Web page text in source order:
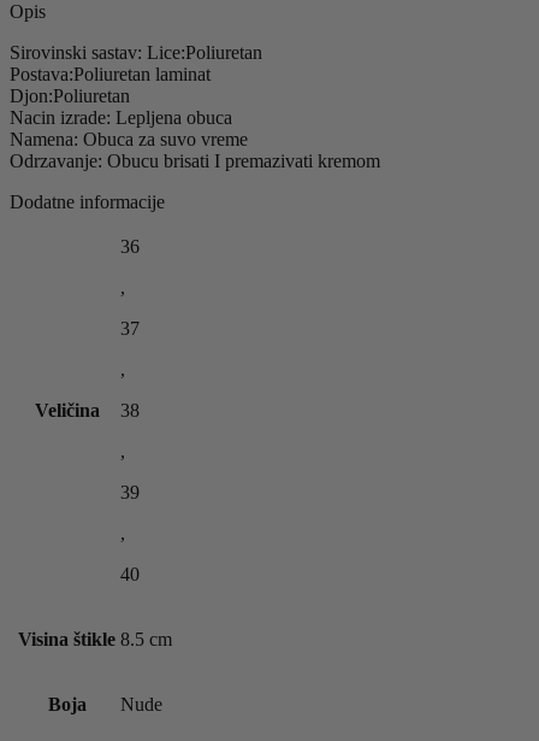
Opis
Sirovinski sastav: Lice:Poliuretan
Postava:Poliuretan laminat
Djon:Poliuretan
Nacin izrade: Lepljena obuca
Namena: Obuca za suvo vreme
Odrzavanje: Obucu brisati I premazivati kremom
Dodatne informacije
Veličina
36
,
37
,
38
,
39
,
40
Visina štikle 8.5 cm
Boja Nude